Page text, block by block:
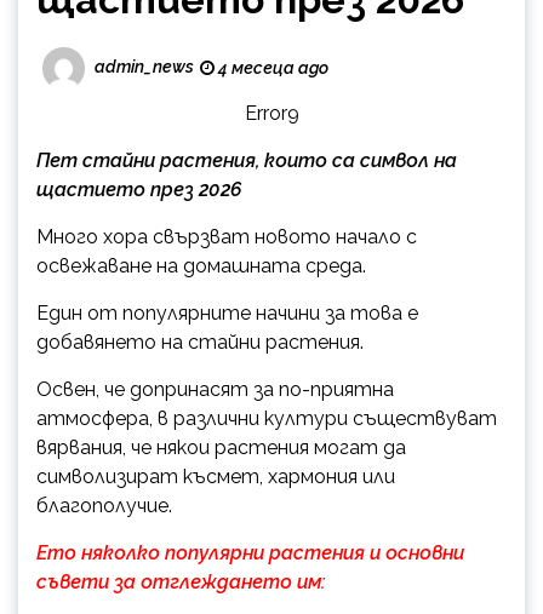
admin_news 4 месеца ago
Error9
Пет стайни растения, които са символ на
щастието през 2026
Много хора свързват новото начало с
освежаване на домашната среда.
Един от популярните начини за това е
добавянето на стайни растения.
Освен, че допринасят за по-приятна
атмосфера, в различни култури съществуват
вярвания, че някои растения могат да
символизират късмет, хармония или
благополучие.
Ето няколко популярни растения и основни
съвети за отглеждането им: